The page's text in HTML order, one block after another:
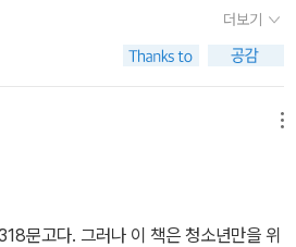
외국인들을 모두 파키스탄에서 온 사람
렀다.)들의 열악한 집단 거주지에 있는
다. 내 감정조차 나 자신에게 드러내지
이 나면 오히려 금방 우울하고 슬퍼”지
노라는 두 가지 감정이 동시에 발생하
은 봉지에서 발견한 강아지 시체를 보며,
하지만 구멍은 메울 수 있다. 그 구멍을 제
성찰하고 실천했을 때 간능해진다. 그
하지만 실행은 못한다. 말을 하려고 하
려다닌다. 남에게도 그렇고 자신의 마음
어간다.그 결과가 뜻하지 않는 살인이
나았으려나? 아니다. 살인으로 가는 길
한 경우다. 주인공은 스쿠터의 맨 뒷자
폭력을 휘두른다고.... 내 성장기 경험도
왜 내가 그 사람을 용서하기 위해 이토
그 사람은 우리 누구에게도 미안하다는
없고, 세상 영웅이 되어 죽었으니 이제와
하지도 않을 텐데, 왜 피해자인 우리가
게 애를 쓰고 서로 싸우고 눈물을 흘려
면 내 마음이 가장 편안해질 거라고?
가 편안해지고 싶대? 누가 그딴 걸로 행
숨을 구하는 소방관이었던 아버지. 그 아
열여섯명의 사람을 구출하고는 사망하
는 그렇게도 증오해 마지않던 누나가
습을 보면서도 소년은 그저 이제야 평
생각과 변해버린 누나에 대한 배신감으
장례를 치룬다. 집에서는 그토록 끔찍한
는 의롭고 훌륭한 사람으로 평가되는 것
엄마를 때리는 아
참아내는 엄마. 아빠를 미워하는 아들
하는 아들과 딸. 하지만 그런 아빠도 밖에
사람이든 한군데 부족한 부분은 있는
바로 가정이 아니었을까?한순간 아빠
누나로 인해 그는 더 삐뚤어진다. 그가 가
생각을 가지고 있던 동지를 잃어버린
더보기
문고다. 그러나 이 책은 청소년만을 위